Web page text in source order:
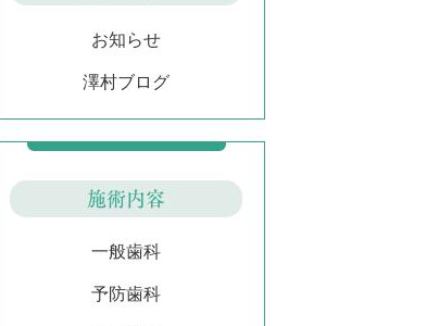
お知らせ
澤村ブログ
施術内容
一般歯科
予防歯科